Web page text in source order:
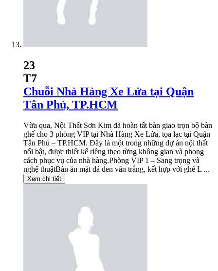
23
T7
Chuỗi Nhà Hàng Xe Lửa tại Quận
Tân Phú, TP.HCM
Vừa qua, Nội Thất Sơn Kim đã hoàn tất bàn giao trọn bộ bàn
ghế cho 3 phòng VIP tại Nhà Hàng Xe Lửa, tọa lạc tại Quận
Tân Phú – TP.HCM. Đây là một trong những dự án nội thất
nổi bật, được thiết kế riêng theo từng không gian và phong
cách phục vụ của nhà hàng.Phòng VIP 1 – Sang trọng và
nghệ thuậtBàn ăn mặt đá đen vân trắng, kết hợp với ghế L ...
Xem chi tiết